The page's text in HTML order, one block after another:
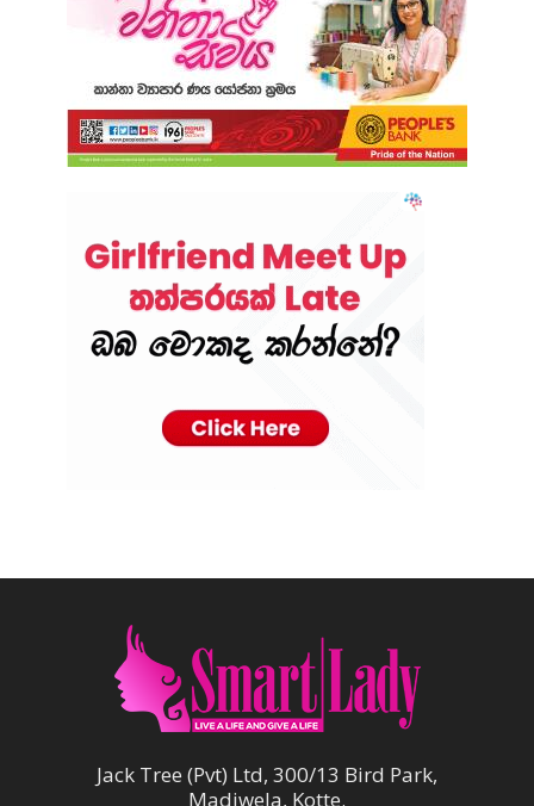
Jack Tree (Pvt) Ltd, 300/13 Bird Park,
Madiwela, Kotte.